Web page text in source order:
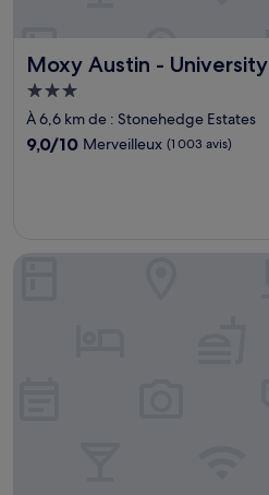
Moxy Austin - University
Moxy Austin - University
Hébergement
3.0 étoiles
À 6,6 km de : Stonehedge Estates
9.0
9,0/10 Merveilleux (1 003 avis)